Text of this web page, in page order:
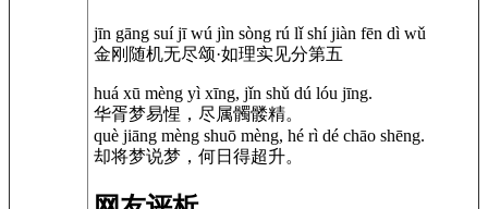
jīn gāng suí jī wú jìn sòng rú lǐ shí jiàn fēn dì wǔ
金刚随机无尽颂·如理实见分第五
huá xū mèng yì xīng, jǐn shǔ dú lóu jīng.
华胥梦易惺，尽属髑髅精。
què jiāng mèng shuō mèng, hé rì dé chāo shēng.
却将梦说梦，何日得超升。